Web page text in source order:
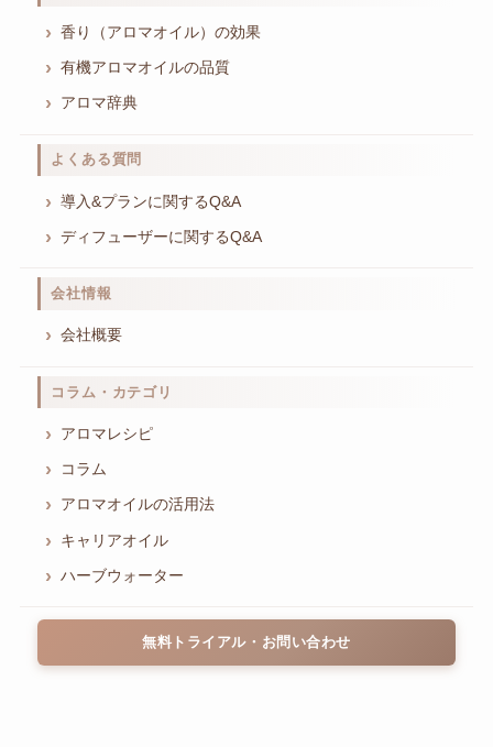
香り（アロマオイル）の効果
有機アロマオイルの品質
アロマ辞典
よくある質問
導入&プランに関するQ&A
ディフューザーに関するQ&A
会社情報
会社概要
コラム・カテゴリ
アロマレシピ
コラム
アロマオイルの活用法
キャリアオイル
ハーブウォーター
無料トライアル・お問い合わせ